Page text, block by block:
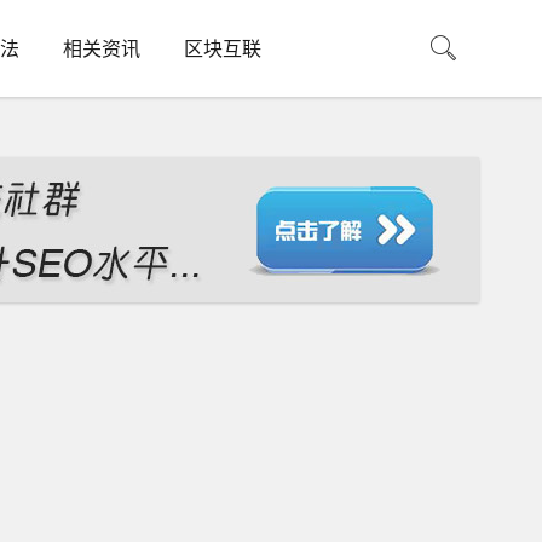
相关资讯 区块互联